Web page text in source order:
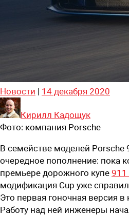
Новости | 14 декабря 2020
Кирилл Кадощук
Фото: компания Porsсhe
В семействе моделей Porsche
очередное пополнение: пока
премьере дорожного купе 911
модификация Cup уже
Это первая гоночная версия
Работу над ней инженеры